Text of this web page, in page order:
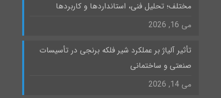
مختلف؛ تحلیل فنی، استانداردها و کاربردها
می 16, 2026
تأثیر آلیاژ بر عملکرد شیر فلکه برنجی در تأسیسات
صنعتی و ساختمانی
می 14, 2026